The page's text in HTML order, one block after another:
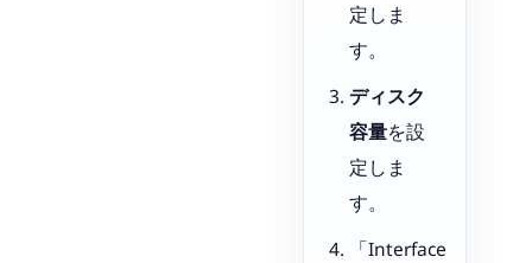
定しま
す。
ディスク
容量を設
定しま
す。
「Interface